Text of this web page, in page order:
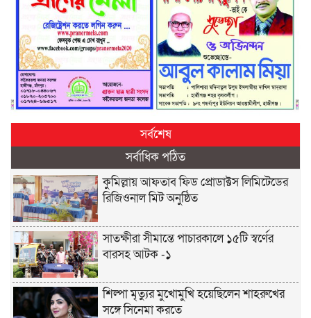
সর্বশেষ
সর্বাধিক পঠিত
কুমিল্লায় আফতাব ফিড প্রোডাক্টস লিমিটেডের
রিজিওনাল মিট অনুষ্ঠিত
সাতক্ষীরা সীমান্তে পাচারকালে ১৫টি স্বর্ণের
বারসহ আটক -১
শিল্পা মৃত্যুর মুখোমুখি হয়েছিলেন শাহরুখের
সঙ্গে সিনেমা করতে